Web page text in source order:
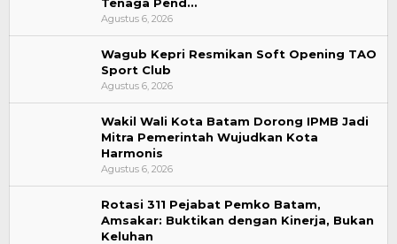
Agustus 6, 2026
Wagub Kepri Resmikan Soft Opening TAO
Sport Club
Agustus 6, 2026
Wakil Wali Kota Batam Dorong IPMB Jadi
Mitra Pemerintah Wujudkan Kota
Harmonis
Agustus 6, 2026
Rotasi 311 Pejabat Pemko Batam,
Amsakar: Buktikan dengan Kinerja, Bukan
Keluhan